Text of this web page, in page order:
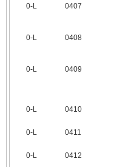
0‑L 0407
0‑L 0408
0‑L 0409
0‑L 0410
0‑L 0411
0‑L 0412